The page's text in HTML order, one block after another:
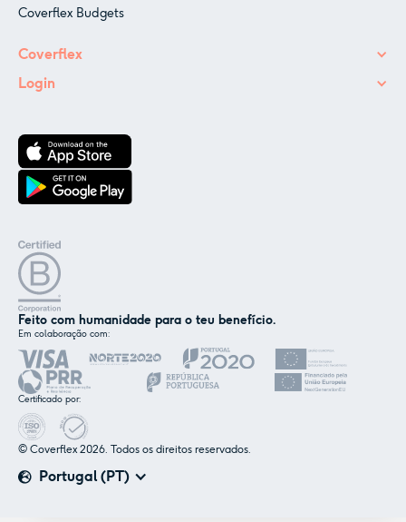
Coverflex Budgets
Coverflex
Login
Feito com humanidade para o teu benefício.
Em colaboração com:
Certificado por:
Portugal (PT)
© Coverflex 2026. Todos os direitos reservados.
Nós e os nossos parceiros usamos cookies ou
tecnologias semelhantes, conforme
mencionado na
Aceitar